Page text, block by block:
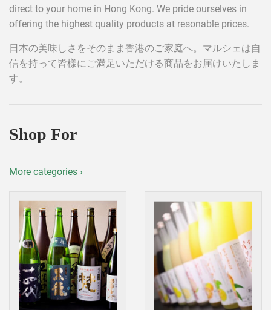
direct to your home in Hong Kong. We pride ourselves in
offering the highest quality products at resonable prices.
日本の美味しさをそのまま香港のご家庭へ。マルシェは自
信を持って皆樣にご満足いただける商品をお届けいたしま
す。
Shop For
More categories ›